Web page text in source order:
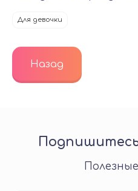
Для девочки
Назад